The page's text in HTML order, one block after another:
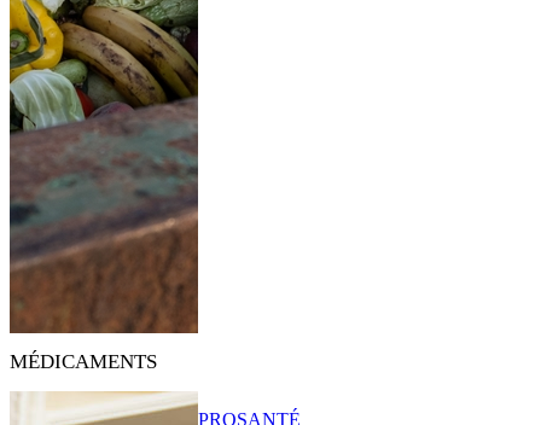
MÉDICAMENTS
PROSANTÉ